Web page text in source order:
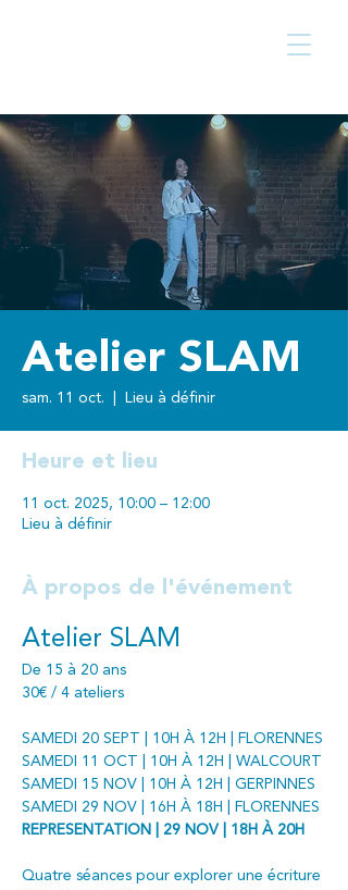
Atelier SLAM
sam. 11 oct. Lieu à définir
Heure et lieu
11 oct. 2025, 10:00 – 12:00
Lieu à définir
À propos de l'événement
Atelier SLAM
De 15 à 20 ans
30€ / 4 ateliers
SAMEDI 20 SEPT | 10H À 12H | FLORENNES
SAMEDI 11 OCT | 10H À 12H | WALCOURT
SAMEDI 15 NOV | 10H À 12H | GERPINNES
SAMEDI 29 NOV | 16H À 18H | FLORENNES
REPRESENTATION | 29 NOV | 18H À 20H
Quatre séances pour explorer une écriture